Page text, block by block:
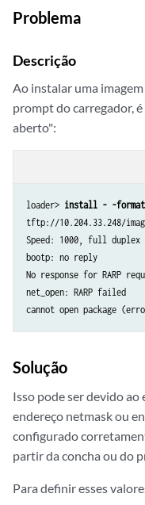
Problema
Descrição
Ao instalar uma
prompt do carregador,
aberto":
loader> install - -format
tftp://10.204.33.248/
Speed: 1000, full duplex
bootp: no reply
No response for RARP
net_open: RARP failed
cannot open package
Solução
Isso pode ser devido ao
endereço netmask ou
configurado
partir da concha ou do
Para definir esses